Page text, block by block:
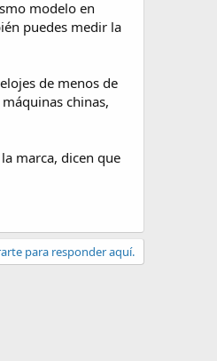
modelo en
puedes medir la
de menos de
chinas,
marca, dicen que
para responder aquí.